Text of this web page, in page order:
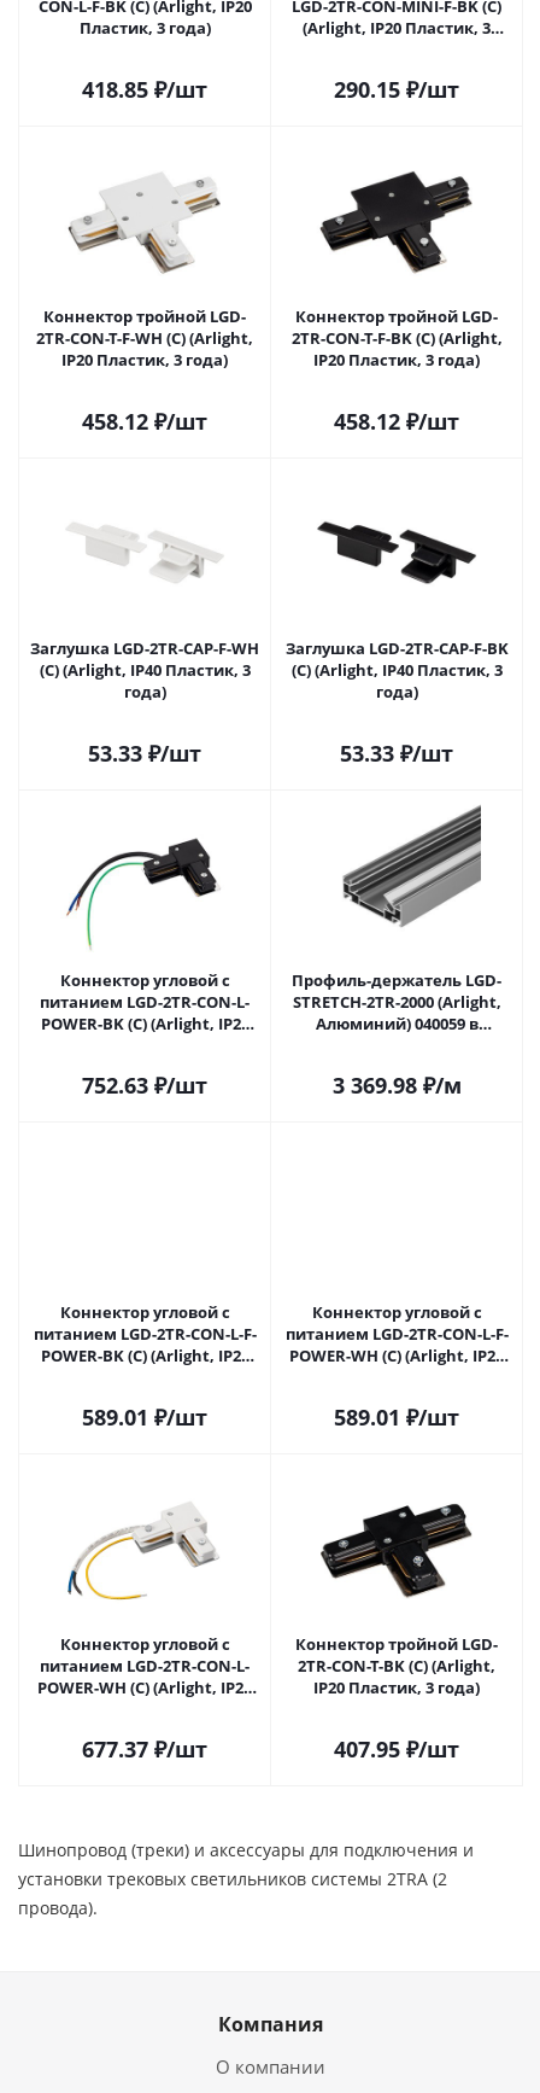
CON-L-F-BK (C) (Arlight, IP20
Пластик, 3 года)
418.85 ₽/шт
LGD-2TR-CON-MINI-F-BK (C)
(Arlight, IP20 Пластик, 3
290.15 ₽/шт
Коннектор тройной LGD-
2TR-CON-T-F-WH (C) (Arlight,
IP20 Пластик, 3 года)
458.12 ₽/шт
Коннектор тройной LGD-
2TR-CON-T-F-BK (C) (Arlight,
IP20 Пластик, 3 года)
458.12 ₽/шт
Заглушка LGD-2TR-CAP-F-WH
(C) (Arlight, IP40 Пластик, 3
года)
53.33 ₽/шт
Заглушка LGD-2TR-CAP-F-BK
(C) (Arlight, IP40 Пластик, 3
года)
53.33 ₽/шт
Коннектор угловой с
питанием LGD-2TR-CON-L-
POWER-BK (C) (Arlight, IP20
752.63 ₽/шт
Профиль-держатель LGD-
STRETCH-2TR-2000 (Arlight,
Алюминий) 040059 в
3 369.98₽/м
Коннектор угловой с
питанием LGD-2TR-CON-L-F-
POWER-BK (C) (Arlight, IP20
589.01 ₽/шт
Коннектор угловой с
питанием LGD-2TR-CON-L-F-
POWER-WH (C) (Arlight, IP20
589.01 ₽/шт
Коннектор угловой с
питанием LGD-2TR-CON-L-
POWER-WH (C) (Arlight, IP20
677.37 ₽/шт
Коннектор тройной LGD-
2TR-CON-T-BK (C) (Arlight,
IP20 Пластик, 3 года)
407.95 ₽/шт
Шинопровод (треки) и аксессуары для подключения и
установки трековых светильников системы 2TRA (2
провода).
Компания
О компании